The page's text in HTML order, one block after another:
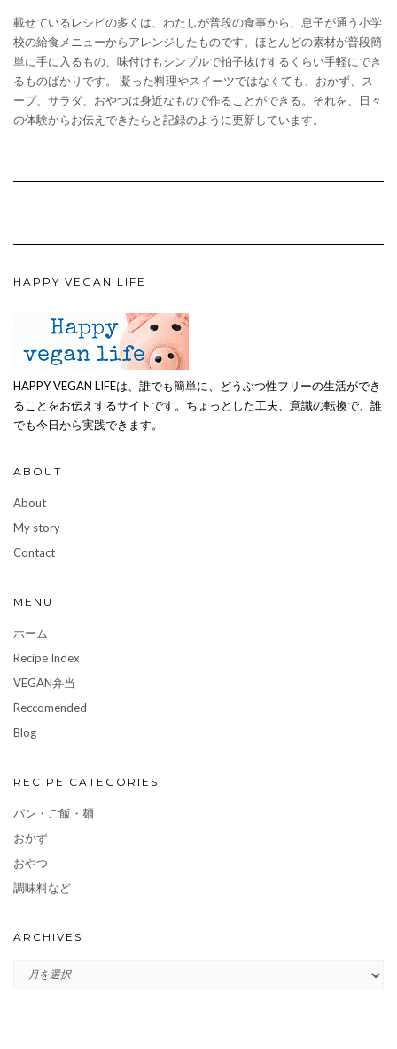
載せているレシピの多くは、わたしが普段の食事から、息子が通う小学
校の給食メニューからアレンジしたものです。ほとんどの素材が普段簡
単に手に入るもの、味付けもシンプルで拍子抜けするくらい手軽にでき
るものばかりです。 凝った料理やスイーツではなくても、おかず、ス
ープ、サラダ、おやつは身近なもので作ることができる。それを、日々
の体験からお伝えできたらと記録のように更新しています。
HAPPY VEGAN LIFE
HAPPY VEGAN LIFEは、誰でも簡単に、どうぶつ性フリーの生活ができ
ることをお伝えするサイトです。ちょっとした工夫、意識の転換で、誰
でも今日から実践できます。
ABOUT
About
My story
Contact
MENU
ホーム
Recipe Index
VEGAN弁当
Reccomended
Blog
RECIPE CATEGORIES
パン・ご飯・麺
おかず
おやつ
調味料など
ARCHIVES
ARCHIVES